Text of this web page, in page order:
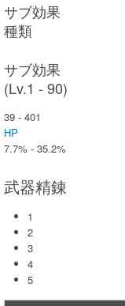
サブ効果
種類
サブ効果
(Lv.1 - 90)
39 - 401
HP
7.7% - 35.2%
武器精錬
1
2
3
4
5